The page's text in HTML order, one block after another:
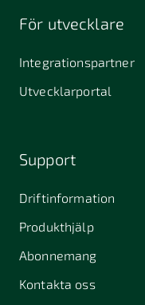
För utvecklare
Integrationspartner
Utvecklarportal
Support
Driftinformation
Produkthjälp
Abonnemang
Kontakta oss